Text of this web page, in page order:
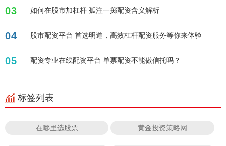
03 如何在股市加杠杆 孤注一掷配资含义解析
04 股市配资平台 首选明道，高效杠杆配资服务等你来体验
05 配资专业在线配资平台 单票配资不能做信托吗？
标签列表
在哪里选股票 黄金投资策略网